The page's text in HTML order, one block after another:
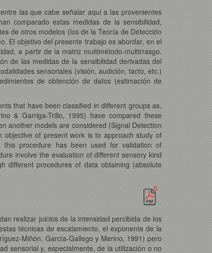
las que cabe señalar aquí a las provenientes
comparado estas medidas de la sensibilidad,
de otros modelos (los de la Teoría de Detección
El objetivo del presente trabajo es abordar, en el
a partir de la matriz multimétodo-multirrasgo.
de las medidas de la sensibilidad derivadas del
sensoriales (visión, audición, tacto, etc.)
de obtención de datos (estimación de
that have been classified in different groups as,
& Garriga-Trillo, 1995) have compared these
another models are considered (Signal Detection
of present work is to approach study of
this procedure has been used for validation of
involve the evaluation of different sensory kind
different procedures of data obtaining (absolute
realizar juicios de la intensidad percibida de los
técnicas de escalamiento, el exponente de la
Miñón, García-Gallego y Merino, 1991) pero
sensorial y, especialmente, de la utilización o no